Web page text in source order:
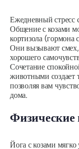
Ежедневный стресс
Общение с козами
кортизола (гормона
Они вызывают
хорошего
Сочетание
животными создает
позволяя вам
дома.
Физические
Йога с козами мягко